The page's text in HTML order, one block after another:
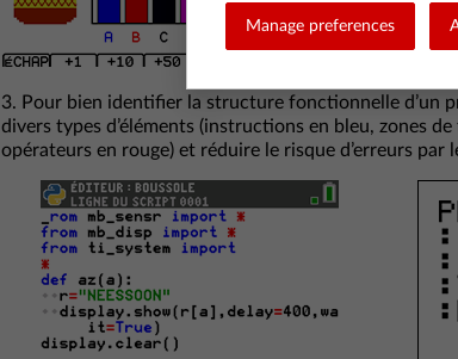
3. Pour bien identifier la structure fonctionnelle d’un
divers types d’éléments (instructions en bleu, zones
opérateurs en rouge) et réduire le risque d’erreurs par
Manage preferences